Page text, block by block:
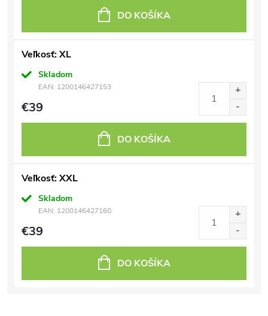
DO KOŠÍKA
Veľkosť: XL
Skladom
EAN: 1200146427153
€39
DO KOŠÍKA
Veľkosť: XXL
Skladom
EAN: 1200146427160
€39
DO KOŠÍKA